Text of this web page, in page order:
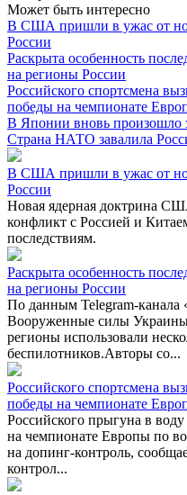
Может быть интересно
В США пришли в ужас от
России
Раскрыта особенность
на регионы России
Российского спортсмена
победы на чемпионате
В Японии вновь произошло
Страна НАТО завалила
В США пришли в ужас от
России
Новая ядерная доктрина
конфликт с Россией и
последствиям.
Раскрыта особенность
на регионы России
По данным Telegram-канала
Вооруженные силы
регионы использовали
беспилотников.Авторы со...
Российского спортсмена
победы на чемпионате
Российского прыгуна в
на чемпионате Европы по
на допинг-контроль,
контрол...